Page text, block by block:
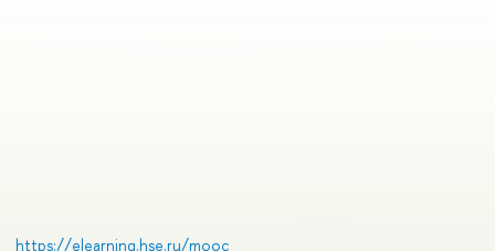
https://elearning.hse.ru/mooc